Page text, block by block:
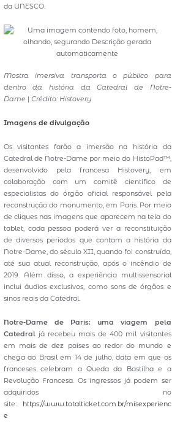
da UNESCO.
Mostra imersiva transporta o público para
dentro da história da Catedral de Notre-
Dame | Crédito: Histovery
Imagens de divulgação
Os visitantes farão a imersão na história da
Catedral de Notre-Dame por meio do HistoPad™,
desenvolvido pela francesa Histovery, em
colaboração com um comitê científico de
especialistas do órgão oficial responsável pela
reconstrução do monumento, em Paris. Por meio
de cliques nas imagens que aparecem na tela do
tablet, cada pessoa poderá ver a reconstituição
de diversos períodos que contam a história da
Notre-Dame, do século XII, quando foi construída,
até sua atual reconstrução, após o incêndio de
2019. Além disso, a experiência multissensorial
inclui áudios exclusivos, como sons de órgãos e
sinos reais da Catedral.
Notre-Dame de Paris: uma viagem pela
Catedraljá recebeu mais de 400 mil visitantes
em mais de dez países ao redor do mundo e
chega ao Brasil em 14 de julho, data em que os
franceses celebram a Queda da Bastilha e a
Revolução Francesa. Os ingressos já podem ser
adquiridos no
site:
https://www.totalticket.com.br/misexperienc
e